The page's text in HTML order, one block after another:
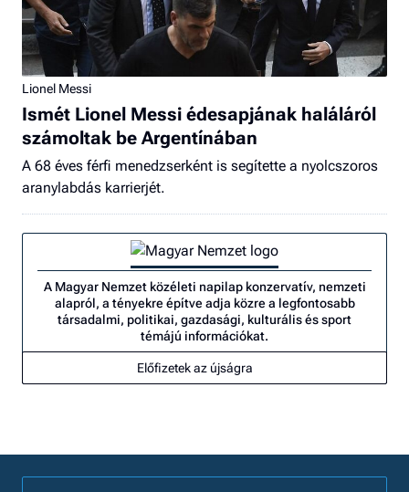
Lionel Messi
Ismét Lionel Messi édesapjának haláláról
számoltak be Argentínában
A 68 éves férfi menedzserként is segítette a nyolcszoros
aranylabdás karrierjét.
A Magyar Nemzet közéleti napilap konzervatív, nemzeti
alapról, a tényekre építve adja közre a legfontosabb
társadalmi, politikai, gazdasági, kulturális és sport
témájú információkat.
Előfizetek az újságra